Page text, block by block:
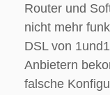
Router und
nicht mehr
DSL von
Anbietern
falsche